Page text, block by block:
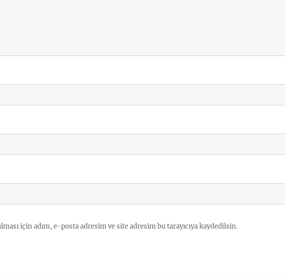
için adım, e-posta adresim ve site adresim bu tarayıcıya kaydedilsin.